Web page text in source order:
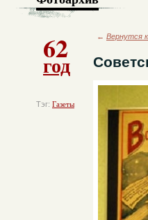
62
год
Тэг: Газеты
← Вернутся